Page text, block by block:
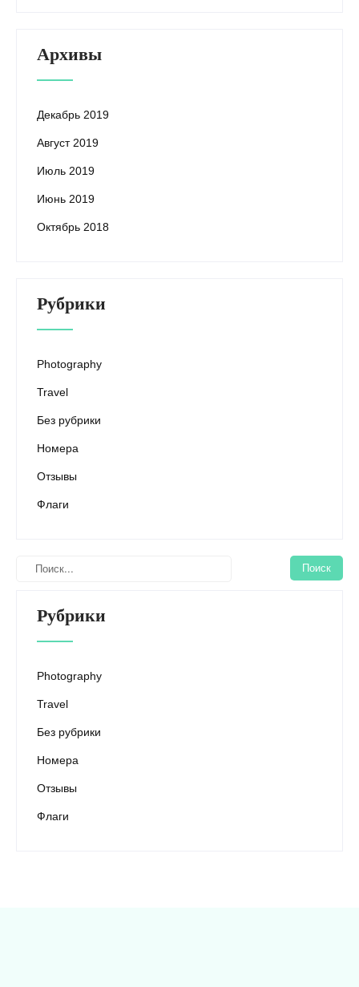
Архивы
Декабрь 2019
Август 2019
Июль 2019
Июнь 2019
Октябрь 2018
Рубрики
Photography
Travel
Без рубрики
Номера
Отзывы
Флаги
Рубрики
Photography
Travel
Без рубрики
Номера
Отзывы
Флаги